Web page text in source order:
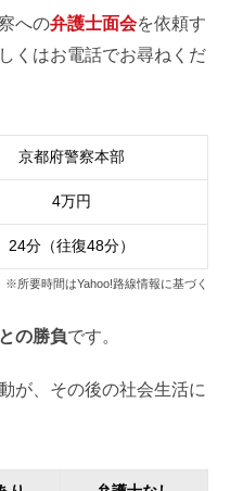
への弁護士面会を依頼す
くはお電話でお尋ねくだ
京都府警察本部
4万円
24分（往復48分）
※所要時間はYahoo!路線情報に基づく
の勝負です。
が、その後の社会生活に